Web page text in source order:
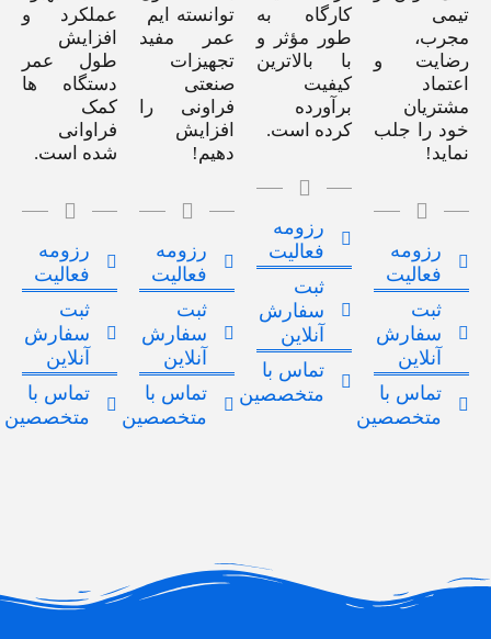
تیمی
مجرب،
رضایت و
اعتماد
مشتریان
خود را جلب
نماید!
رزومه
فعالیت
ثبت
سفارش
آنلاین
تماس با
متخصصین
کارگاه به
طور مؤثر و
با بالاترین
کیفیت
برآورده
کرده است.
رزومه
فعالیت
ثبت
سفارش
آنلاین
تماس با
متخصصین
توانسته ایم
عمر مفید
تجهیزات
صنعتی
فراونی را
افزایش
دهیم!
رزومه
فعالیت
ثبت
سفارش
آنلاین
تماس با
متخصصین
عملکرد و
افزایش
طول عمر
دستگاه ها
کمک
فراوانی
شده است.
رزومه
فعالیت
ثبت
سفارش
آنلاین
تماس با
متخصصین